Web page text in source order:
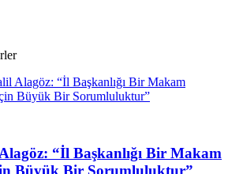
“İl Başkanlığı Bir Makam